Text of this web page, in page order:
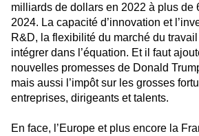
milliards de dollars en 2022 à plus de
2024. La capacité d’innovation et
R&D, la flexibilité du marché du
intégrer dans l’équation. Et il faut
nouvelles promesses de Donald
mais aussi l’impôt sur les grosses
entreprises, dirigeants et talents.
En face, l’Europe et plus encore la